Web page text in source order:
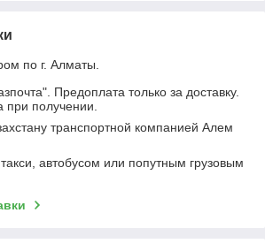
по г. Алматы.
Предоплата только за доставку.
при получении.
транспортной компанией Алем
автобусом или попутным грузовым